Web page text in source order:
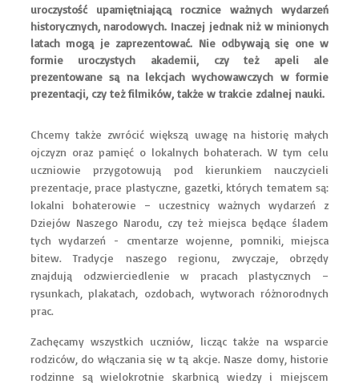
uroczystość upamiętniającą rocznice ważnych wydarzeń
historycznych, narodowych. Inaczej jednak niż w minionych
latach mogą je zaprezentować. Nie odbywają się one w
formie uroczystych akademii, czy też apeli ale
prezentowane są na lekcjach wychowawczych w formie
prezentacji, czy też filmików, także w trakcie zdalnej nauki.
Chcemy także zwrócić większą uwagę na historię małych
ojczyzn oraz pamięć o lokalnych bohaterach. W tym celu
uczniowie przygotowują pod kierunkiem nauczycieli
prezentacje, prace plastyczne, gazetki, których tematem są:
lokalni bohaterowie – uczestnicy ważnych wydarzeń z
Dziejów Naszego Narodu, czy też miejsca będące śladem
tych wydarzeń - cmentarze wojenne, pomniki, miejsca
bitew. Tradycje naszego regionu, zwyczaje, obrzędy
znajdują odzwierciedlenie w pracach plastycznych –
rysunkach, plakatach, ozdobach, wytworach różnorodnych
prac.
Zachęcamy wszystkich uczniów, licząc także na wsparcie
rodziców, do włączania się w tą akcje. Nasze domy, historie
rodzinne są wielokrotnie skarbnicą wiedzy i miejscem